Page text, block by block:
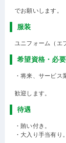
でお願いします。
服装
ユニフォーム（エ
希望資格・必
・将来、サービス
歓迎します。
待遇
・賄い付き。
・大入り手当有り。